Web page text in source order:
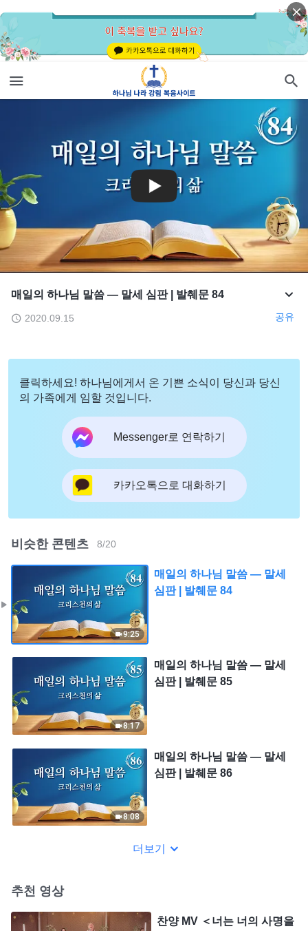
매일의 하나님 말씀 ― 말세 심판 | 발췌문 84
2020.09.15 공유
클릭하세요! 하나님에게서 온 기쁜 소식이 당신과 당신
의 가족에게 임할 것입니다.
Messenger로 연락하기
카카오톡으로 대화하기
비슷한 콘텐츠 8/20
9:25
매일의 하나님 말씀 ― 말세
심판 | 발췌문 84
8:17
매일의 하나님 말씀 ― 말세
심판 | 발췌문 85
8:08
매일의 하나님 말씀 ― 말세
심판 | 발췌문 86
더보기
추천 영상
찬양 MV ＜너는 너의 사명을